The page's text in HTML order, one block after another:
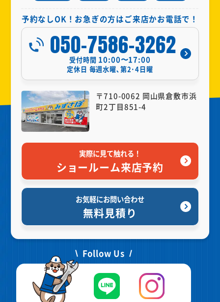
予約なしOK！お急ぎの方はご来店かお電話で！
050-7586-3262
受付時間 10:00〜17:00
定休日 毎週水曜､第2･4日曜
〒710-0062 岡山県倉敷市浜
町2丁目851-4
実際に見て触れる！
ショールーム来店予約
お気軽にお問い合わせ
無料見積り
Follow Us